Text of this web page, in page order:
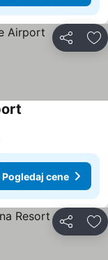
Deli
Pogledaj cene
Deli